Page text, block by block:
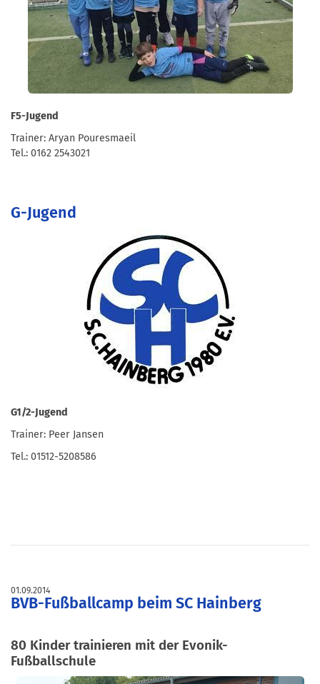
F5-Jugend
Trainer: Aryan Pouresmaeil
Tel.: 0162 2543021
G-Jugend
G1/2-Jugend
Trainer: Peer Jansen
Tel.: 01512-5208586
01.09.2014
BVB-Fußballcamp beim SC Hainberg
80 Kinder trainieren mit der Evonik-
Fußballschule